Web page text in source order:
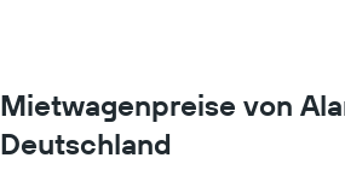
Mietwagenpreise von
Deutschland